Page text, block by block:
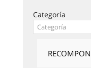
Categoría